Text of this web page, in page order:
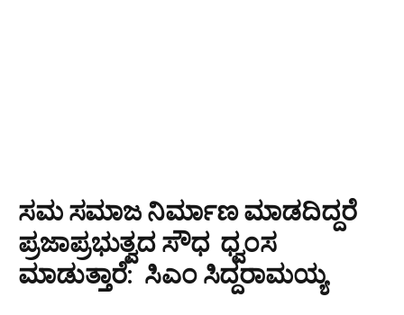
ಸಮ ಸಮಾಜ ನಿರ್ಮಾಣ ಮಾಡದಿದ್ದರೆ
ಪ್ರಜಾಪ್ರಭುತ್ವದ ಸೌಧ ಧ್ವಂಸ
ಮಾಡುತ್ತಾರೆ: ಸಿಎಂ ಸಿದ್ದರಾಮಯ್ಯ